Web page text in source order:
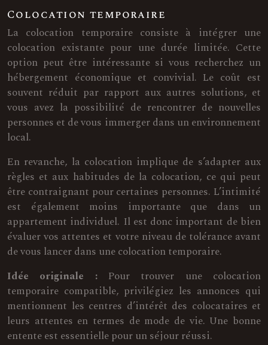
Colocation temporaire
La colocation temporaire consiste à intégrer une
colocation existante pour une durée limitée. Cette
option peut être intéressante si vous recherchez un
hébergement économique et convivial. Le coût est
souvent réduit par rapport aux autres solutions, et
vous avez la possibilité de rencontrer de nouvelles
personnes et de vous immerger dans un environnement
local.
En revanche, la colocation implique de s’adapter aux
règles et aux habitudes de la colocation, ce qui peut
être contraignant pour certaines personnes. L’intimité
est également moins importante que dans un
appartement individuel. Il est donc important de bien
évaluer vos attentes et votre niveau de tolérance avant
de vous lancer dans une colocation temporaire.
Idée originale : Pour trouver une colocation
temporaire compatible, privilégiez les annonces qui
mentionnent les centres d’intérêt des colocataires et
leurs attentes en termes de mode de vie. Une bonne
entente est essentielle pour un séjour réussi.